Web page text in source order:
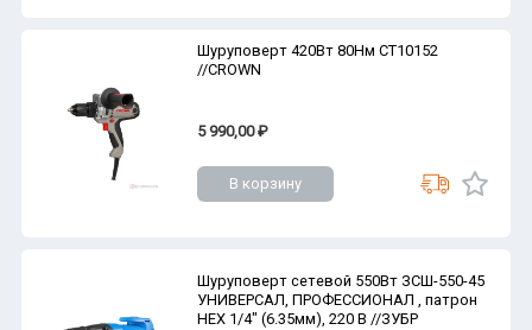
Шуруповерт 420Вт 80Нм CT10152
//CROWN
5 990,00 ₽
В корзину
Шуруповерт сетевой 550Вт ЗСШ-550-45
УНИВЕРСАЛ, ПРОФЕССИОНАЛ , патрон
HEX 1/4" (6.35мм), 220 В //ЗУБР